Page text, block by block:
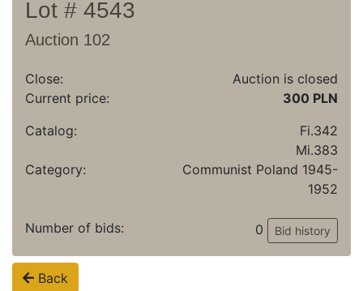
Lot # 4543
Auction 102
Close:
Auction is closed
Current price:
300 PLN
Catalog:
Fi.342
Mi.383
Category:
Communist Poland 1945-
1952
Number of bids: 0 Bid history
Back